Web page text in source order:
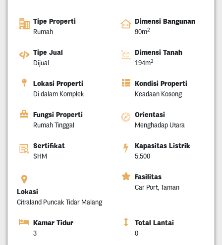
Tipe Properti
Rumah
Dimensi Bangunan
90m2
Tipe Jual
Dijual
Dimensi Tanah
194m2
Lokasi Properti
Di dalam Komplek
Kondisi Properti
Keadaan Kosong
Fungsi Properti
Rumah Tinggal
Orientasi
Menghadap Utara
Sertifikat
SHM
Kapasitas Listrik
5,500
Lokasi
Citraland Puncak Tidar Malang
Fasilitas
Car Port, Taman
Kamar Tidur
3
Total Lantai
0